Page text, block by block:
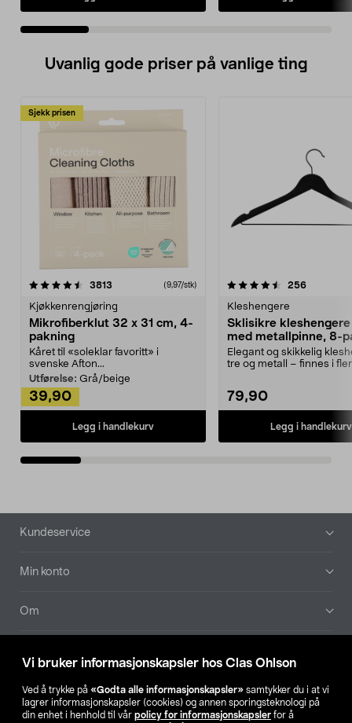
Vi bruker informasjonskapsler hos Clas Ohlson
Ved å trykke på «Godta alle informasjonskapsler» samtykker du i at vi
lagrer informasjonskapsler (cookies) og annen sporingsteknologi på
din enhet i henhold til vår policy for informasjonskapsler for å
Uvanlig gode priser på vanlige ting
Sjekk prisen
3813 anmeldelser(9,97/stk)
Kjøkkenrengjøring
Mikrofiberklut 32 x 31 cm, 4-
pakning
Kåret til «soleklar favoritt» i
svenske Afton...
Utførelse: Grå/beige
39,90
Legg i handlekurv
4.5av 5 stjerner 256
Kleshengere
Sklisikre
med metallpinne, 8-
Elegant og skikkelig
tre og metall – finnes i
79,90
Legg i handlekurv
4.5av 5 stjerner
Bunntekst
Kundeservice
Min konto
Om
Våre selskaper